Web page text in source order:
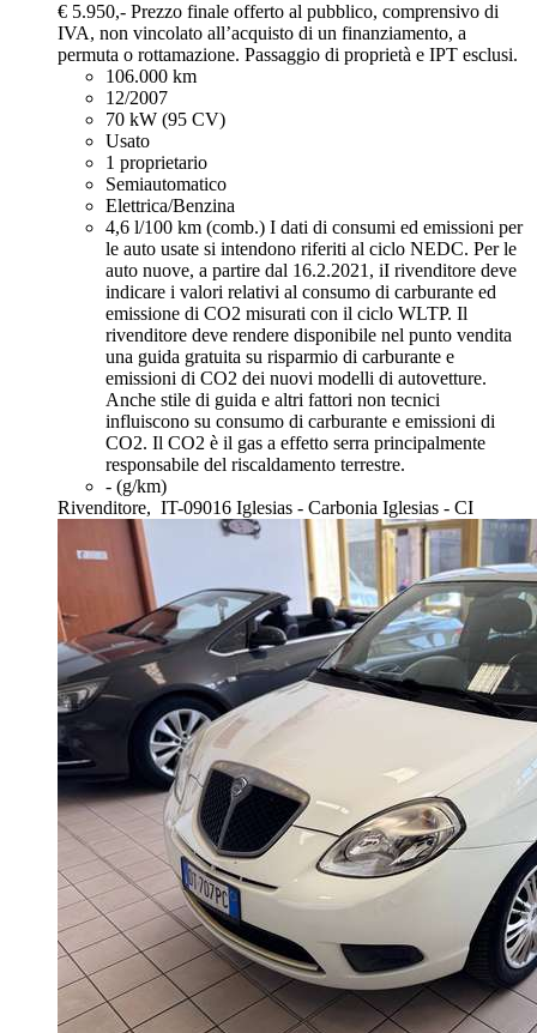
€ 5.950,- Prezzo finale offerto al pubblico, comprensivo di
IVA, non vincolato all’acquisto di un finanziamento, a
permuta o rottamazione. Passaggio di proprietà e IPT esclusi.
106.000 km
12/2007
70 kW (95 CV)
Usato
1 proprietario
Semiautomatico
Elettrica/Benzina
4,6 l/100 km (comb.) I dati di consumi ed emissioni per
le auto usate si intendono riferiti al ciclo NEDC. Per le
auto nuove, a partire dal 16.2.2021, iI rivenditore deve
indicare i valori relativi al consumo di carburante ed
emissione di CO2 misurati con il ciclo WLTP. Il
rivenditore deve rendere disponibile nel punto vendita
una guida gratuita su risparmio di carburante e
emissioni di CO2 dei nuovi modelli di autovetture.
Anche stile di guida e altri fattori non tecnici
influiscono su consumo di carburante e emissioni di
CO2. Il CO2 è il gas a effetto serra principalmente
responsabile del riscaldamento terrestre.
- (g/km)
Rivenditore, IT-09016 Iglesias - Carbonia Iglesias - CI